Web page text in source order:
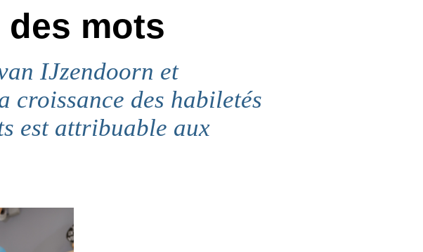
mots
IJzendoorn et
des habiletés
est attribuable aux